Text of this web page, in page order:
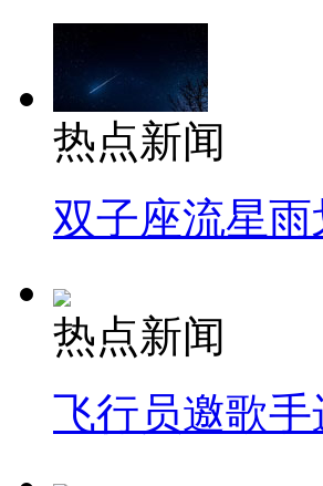
热点新闻
双子座流星雨
热点新闻
飞行员邀歌